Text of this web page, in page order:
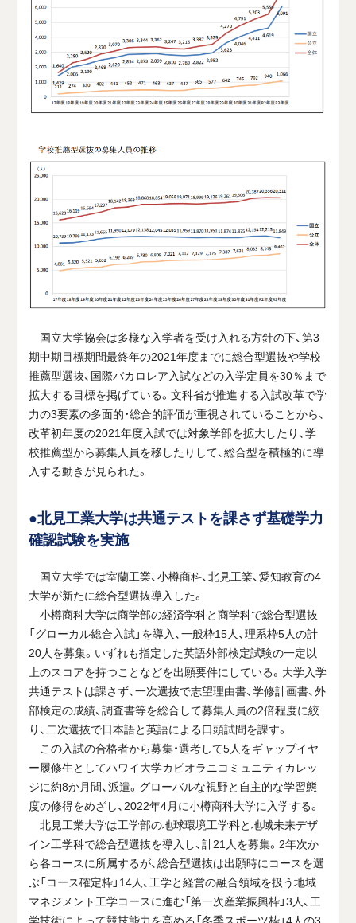
国立大学協会は多様な入学者を受け入れる方針の下、第3
期中期目標期間最終年の2021年度までに総合型選抜や学校
推薦型選抜、国際バカロレア入試などの入学定員を30％まで
拡大する目標を掲げている。文科省が推進する入試改革で学
力の3要素の多面的・総合的評価が重視されていることから、
改革初年度の2021年度入試では対象学部を拡大したり、学
校推薦型から募集人員を移したりして、総合型を積極的に導
入する動きが見られた。
●北見工業大学は共通テストを課さず基礎学力
確認試験を実施
国立大学では室蘭工業、小樽商科、北見工業、愛知教育の4
大学が新たに総合型選抜導入した。
小樽商科大学は商学部の経済学科と商学科で総合型選抜
「グローカル総合入試」を導入、一般枠15人、理系枠5人の計
20人を募集。いずれも指定した英語外部検定試験の一定以
上のスコアを持つことなどを出願要件にしている。大学入学
共通テストは課さず、一次選抜で志望理由書、学修計画書、外
部検定の成績、調査書等を総合して募集人員の2倍程度に絞
り、二次選抜で日本語と英語による口頭試問を課す。
この入試の合格者から募集・選考して5人をギャップイヤ
ー履修生としてハワイ大学カピオラニコミュニティカレッ
ジに約8か月間、派遣。グローバルな視野と自主的な学習態
度の修得をめざし、2022年4月に小樽商科大学に入学する。
北見工業大学は工学部の地球環境工学科と地域未来デザ
イン工学科で総合型選抜を導入し、計21人を募集。2年次か
ら各コースに所属するが、総合型選抜は出願時にコースを選
ぶ「コース確定枠」14人、工学と経営の融合領域を扱う地域
マネジメント工学コースに進む「第一次産業振興枠」3人、工
学技術によって競技能力を高める「冬季スポーツ枠」4人の3